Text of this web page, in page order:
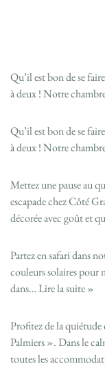
Qu’il est bon de se
à deux ! Notre
Qu’il est bon de se
à deux ! Notre
Mettez une pause au
escapade chez Côté
décorée avec goût et
Partez en safari dans
couleurs solaires pour
dans…Lire la suite »
Profitez de la
Palmiers ». Dans le
toutes les